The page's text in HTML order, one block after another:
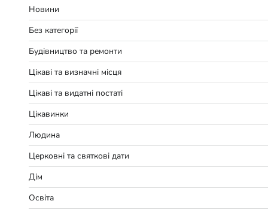
Новини
Без категорії
Будівництво та ремонти
Цікаві та визначні місця
Цікаві та видатні постаті
Цікавинки
Людина
Церковні та святкові дати
Дім
Освіта